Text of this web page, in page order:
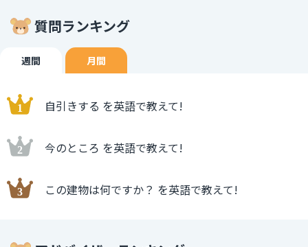
質問ランキング
週間 月間
自引きする を英語で教えて!
今のところ を英語で教えて!
この建物は何ですか？ を英語で教えて!